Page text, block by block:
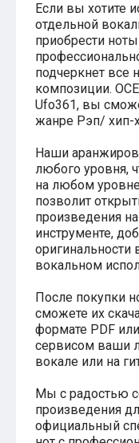
Саундтрек
Тематические
Из фильмов
Аватар: Путь воды
Титаник
Гарри Поттер
Хатико
Реквием по мечте
Пираты Карибского
Сумерки
Величайший шоумен
Звездные войны
Ла ла Ленд
Ромео и Джульетта
Бумер
Аладдин (2019)
Король лев (2019)
Властелин колец:
Гордость и
Классическая музыка
Времена года -
Времена года -
Ноты для вальса
Из мультфильмов
Король лев
Холодное сердце
Если вы хотите
отдельной
приобрести
подчеркнет все
композиции.
Ufo361, вы
жанре Рэп/ хип-
Наши
любого уровня,
на любом уровне
позволит
произведения
инструменте,
оригинальности
вокальном
После покупки
сможете их
формате PDF
сервисом ваши
вокале или на
Мы с радостью
произведения
официальный